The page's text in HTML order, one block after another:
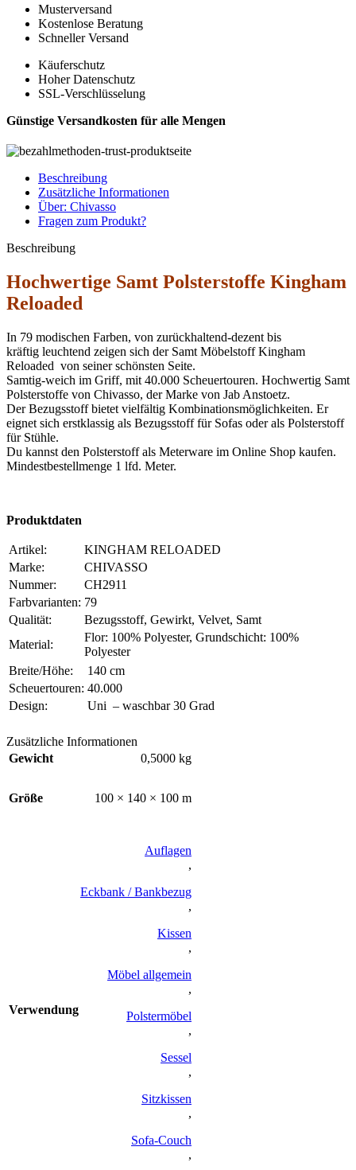
Musterversand
Kostenlose Beratung
Schneller Versand
Käuferschutz
Hoher Datenschutz
SSL-Verschlüsselung
Günstige Versandkosten für alle Mengen
Beschreibung
Zusätzliche Informationen
Über: Chivasso
Fragen zum Produkt?
Beschreibung
Hochwertige Samt Polsterstoffe Kingham
Reloaded
In 79 modischen Farben, von zurückhaltend-dezent bis
kräftig leuchtend zeigen sich der Samt Möbelstoff Kingham
Reloaded von seiner schönsten Seite.
Samtig-weich im Griff, mit 40.000 Scheuertouren. Hochwertig Samt
Polsterstoffe von Chivasso, der Marke von Jab Anstoetz.
Der Bezugsstoff bietet vielfältig Kombinationsmöglichkeiten. Er
eignet sich erstklassig als Bezugsstoff für Sofas oder als Polsterstoff
für Stühle.
Du kannst den Polsterstoff als Meterware im Online Shop kaufen.
Mindestbestellmenge 1 lfd. Meter.
Produktdaten
Artikel:
KINGHAM RELOADED
Marke:
CHIVASSO
Nummer:
CH2911
Farbvarianten: 79
Qualität:
Bezugsstoff, Gewirkt, Velvet, Samt
Material:
Flor: 100% Polyester, Grundschicht: 100%
Polyester
Breite/Höhe:
140 cm
Scheuertouren: 40.000
Design:
Uni – waschbar 30 Grad
Zusätzliche Informationen
Gewicht
0,5000 kg
Größe 100 × 140 × 100 m
Verwendung
Auflagen
,
Eckbank / Bankbezug
,
Kissen
,
Möbel allgemein
,
Polstermöbel
,
Sessel
,
Sitzkissen
,
Sofa-Couch
,